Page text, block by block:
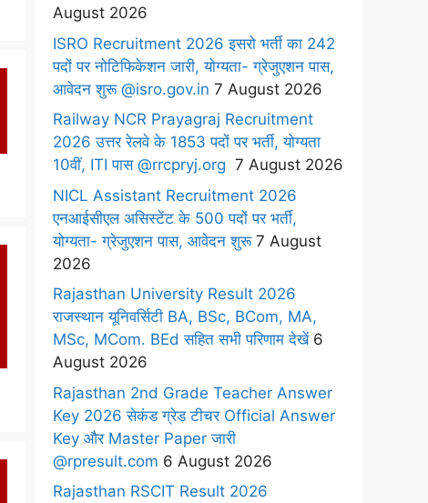
August 2026
ISRO Recruitment 2026 इसरो भर्ती का 242
पदों पर नोटिफिकेशन जारी, योग्यता- ग्रेजुएशन पास,
आवेदन शुरू @isro.gov.in 7 August 2026
Railway NCR Prayagraj Recruitment
2026 उत्तर रेलवे के 1853 पदों पर भर्ती, योग्यता
10वीं, ITI पास @rrcpryj.org 7 August 2026
NICL Assistant Recruitment 2026
एनआईसीएल असिस्टेंट के 500 पदों पर भर्ती,
योग्यता- ग्रेजुएशन पास, आवेदन शुरू7 August
2026
Rajasthan University Result 2026
राजस्थान यूनिवर्सिटी BA, BSc, BCom, MA,
MSc, MCom. BEd सहित सभी परिणाम देखें6
August 2026
Rajasthan 2nd Grade Teacher Answer
Key 2026 सेकंड ग्रेड टीचर Official Answer
Key और Master Paper जारी
@rpresult.com 6 August 2026
Rajasthan RSCIT Result 2026